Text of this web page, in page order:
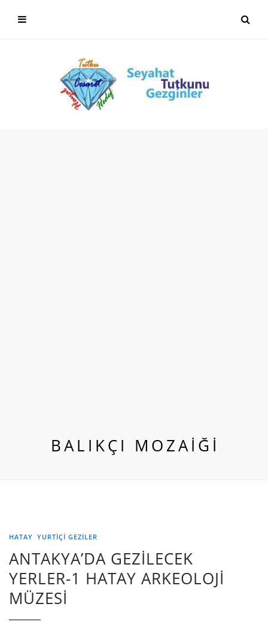
BALIKÇI MOZAIĞI
HATAY YURTIÇI GEZILER
ANTAKYA’DA GEZİLECEK
YERLER-1 HATAY ARKEOLOJİ
MÜZESİ